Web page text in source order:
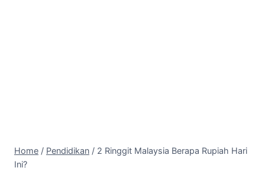
Home / Pendidikan / 2 Ringgit Malaysia Berapa Rupiah Hari
Ini?